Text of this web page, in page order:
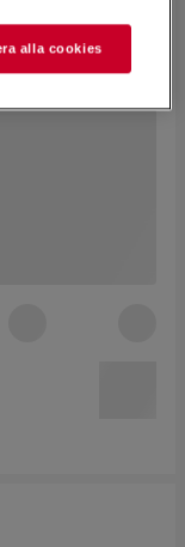
alla cookies